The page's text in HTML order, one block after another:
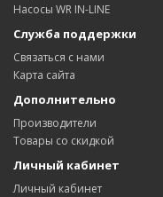
Насосы WR IN-LINE
Служба поддержки
Связаться с нами
Карта сайта
Дополнительно
Производители
Товары со скидкой
Личный кабинет
Личный кабинет